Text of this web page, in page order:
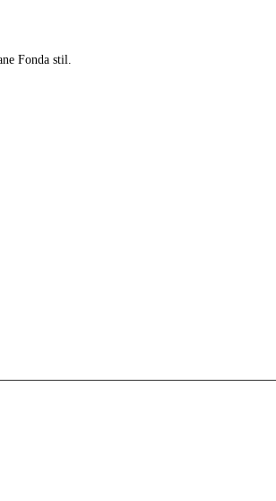
Fonda stil.